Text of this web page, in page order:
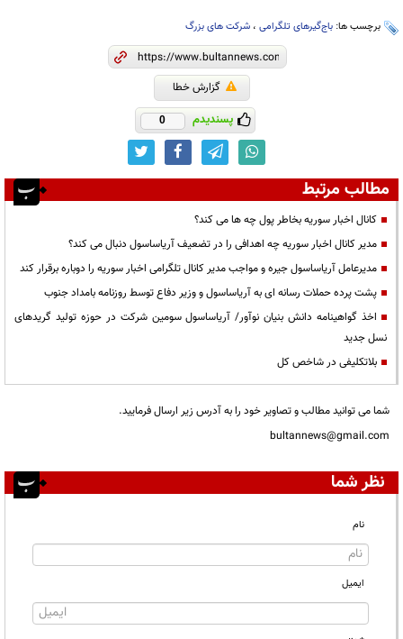
برچسب ها: باج‌گیرهای تلگرامی ، شرکت های بزرگ
گزارش خطا
پسندیدم 0
مطالب مرتبط
کانال اخبار سوریه بخاطر پول چه ها می کند؟
مدیر کانال اخبار سوریه چه اهدافی را در تضعیف آریاساسول دنبال می کند؟
مدیرعامل آریاساسول جیره و مواجب مدیر کانال تلگرامی اخبار سوریه را دوباره برقرار کند
پشت پرده حملات رسانه ای به آریاساسول و وزیر دفاع توسط روزنامه بامداد جنوب
اخذ گواهینامه دانش بنیان نوآور/ آریاساسول سومین شرکت در حوزه تولید گریدهای
نسل جدید
بلاتکلیفی در شاخص کل
شما می توانید مطالب و تصاویر خود را به آدرس زیر ارسال فرمایید.
bultannews@gmail.com
نظر شما
نام
ایمیل